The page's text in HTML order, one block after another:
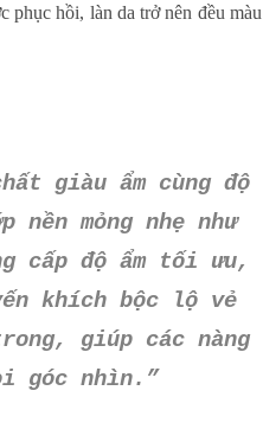
phục hồi, làn da trở nên đều màu
giàu ẩm cùng độ
mỏng nhẹ như
cấp độ ẩm tối ưu,
khích bộc lộ vẻ
giúp các nàng
góc nhìn.”